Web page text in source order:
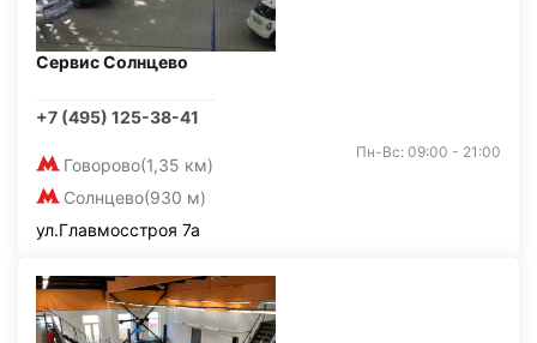
Сервис Солнцево
+7 (495) 125-38-41
Говорово(1,35 км)
Солнцево(930 м)
Пн-Вс: 09:00 - 21:00
ул.Главмосстроя 7а